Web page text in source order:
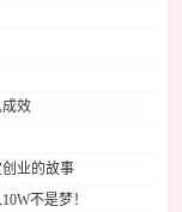
效
创业的故事
不是梦！